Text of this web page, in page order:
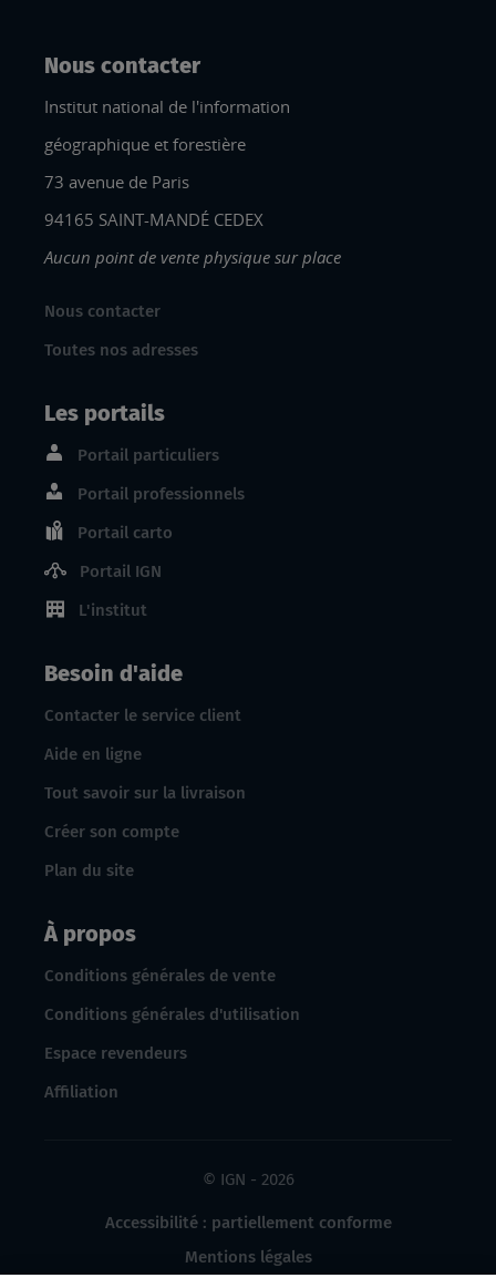
Nous contacter
Institut national de l'information
géographique et forestière
73 avenue de Paris
94165 SAINT-MANDÉ CEDEX
Aucun point de vente physique sur place
Nous contacter
Toutes nos adresses
Les portails
Portail particuliers
Portail professionnels
Portail carto
Portail IGN
L'institut
Besoin d'aide
Contacter le service client
Aide en ligne
Tout savoir sur la livraison
Créer son compte
Plan du site
À propos
Conditions générales de vente
Conditions générales d'utilisation
Espace revendeurs
Affiliation
© IGN - 2026
Accessibilité : partiellement conforme
Mentions légales